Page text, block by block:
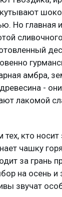
Но главная
амбра,
-
лакомой
тех, кто
чашку
за грань
на осень и
звучат